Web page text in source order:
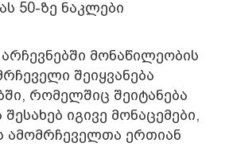
50-ზე ნაკლები
მონაწილეობის
შეიყვანება
რომელშიც შეიტანება
იგივე მონაცემები,
ამომრჩეველთა ერთიან